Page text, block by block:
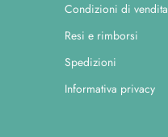
Condizioni di vendita
Resi e rimborsi
Spedizioni
Informativa privacy